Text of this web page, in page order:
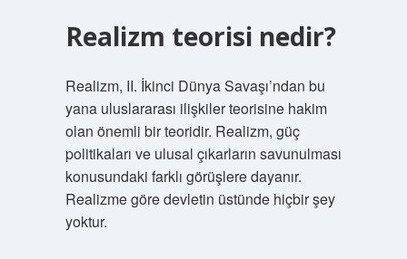
Realizm teorisi nedir?
Realizm, II. İkinci Dünya Savaşı’ndan bu
yana uluslararası ilişkiler teorisine hakim
olan önemli bir teoridir. Realizm, güç
politikaları ve ulusal çıkarların savunulması
konusundaki farklı görüşlere dayanır.
Realizme göre devletin üstünde hiçbir şey
yoktur.